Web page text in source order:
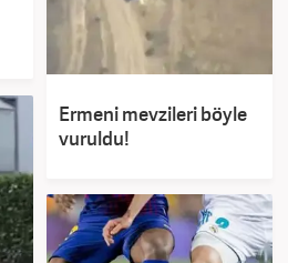
Ermeni mevzileri böyle
vuruldu!